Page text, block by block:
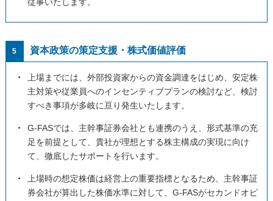
従事いたします。
5 資本政策の策定支援・株式価値評価
・
上場までには、外部投資家からの資金調達をはじめ、安定株
主対策や従業員へのインセンティブプランの検討など、検討
すべき事項が多岐に亘り発生いたします。
・
G-FASでは、主幹事証券会社とも連携のうえ、形式基準の充
足を前提として、貴社が理想とする株主構成の実現に向け
て、徹底したサポートを行います。
・
上場時の想定株価は経営上の重要指標となるため、主幹事証
券会社が算出した株価水準に対して、G-FASがセカンドオピ